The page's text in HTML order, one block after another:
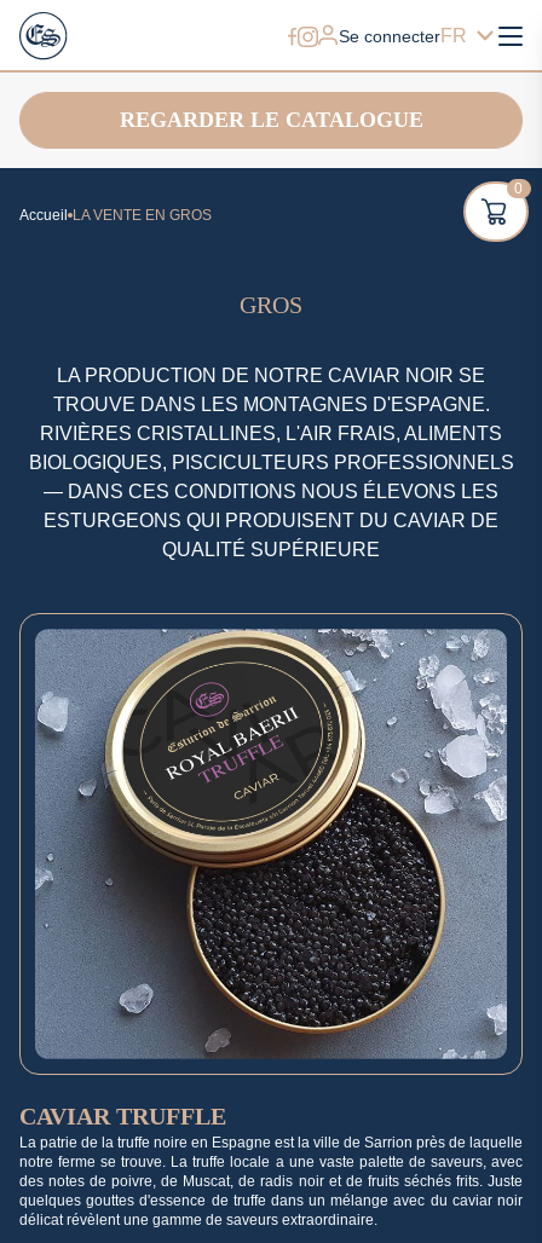
Se connecterFR
REGARDER LE CATALOGUE
Accueil LA VENTE EN GROS
GROS
LA PRODUCTION DE NOTRE CAVIAR NOIR SE
TROUVE DANS LES MONTAGNES D'ESPAGNE.
RIVIÈRES CRISTALLINES, L'AIR FRAIS, ALIMENTS
BIOLOGIQUES, PISCICULTEURS PROFESSIONNELS
— DANS CES CONDITIONS NOUS ÉLEVONS LES
ESTURGEONS QUI PRODUISENT DU CAVIAR DE
QUALITÉ SUPÉRIEURE
CAVIAR TRUFFLE
La patrie de la truffe noire en Espagne est la ville de Sarrion près de laquelle
notre ferme se trouve. La truffe locale a une vaste palette de saveurs, avec
des notes de poivre, de Muscat, de radis noir et de fruits séchés frits. Juste
quelques gouttes d'essence de truffe dans un mélange avec du caviar noir
délicat révèlent une gamme de saveurs extraordinaire.
0